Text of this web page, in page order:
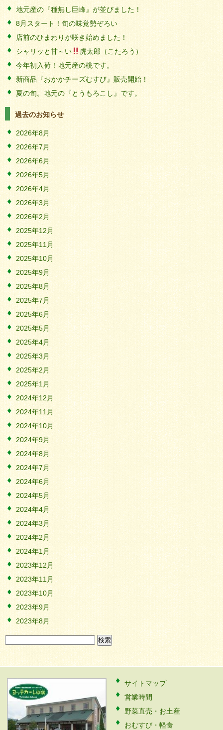
地元産の『種無し巨峰』が並びました！
8月スタート！旬の味覚勢ぞろい
店前のひまわりが咲き始めました！
シャリッと甘～い
虎太郎（こたろう）
今年初入荷！地元産の桃です。
新商品『おかかチーズむすび』販売開始！
夏の旬。地元の『とうもろこし』です。
過去のお知らせ
2026年8月
2026年7月
2026年6月
2026年5月
2026年4月
2026年3月
2026年2月
2025年12月
2025年11月
2025年10月
2025年9月
2025年8月
2025年7月
2025年6月
2025年5月
2025年4月
2025年3月
2025年2月
2025年1月
2024年12月
2024年11月
2024年10月
2024年9月
2024年8月
2024年7月
2024年6月
2024年5月
2024年4月
2024年3月
2024年2月
2024年1月
2023年12月
2023年11月
2023年10月
2023年9月
2023年8月
索:
サイトマップ
営業時間
野菜直売・お土産
おむすび・軽食